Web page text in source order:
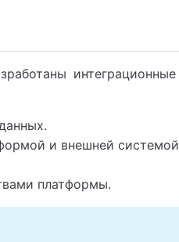
и внешней
платформы.